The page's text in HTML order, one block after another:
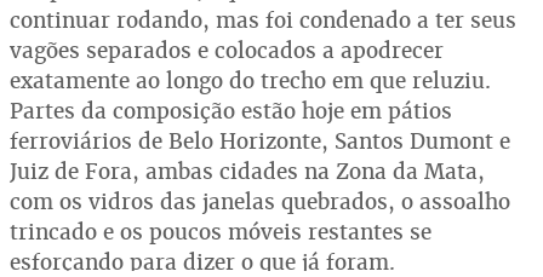
continuar rodando, mas foi condenado a ter seus
vagões separados e colocados a apodrecer
exatamente ao longo do trecho em que reluziu.
Partes da composição estão hoje em pátios
ferroviários de Belo Horizonte, Santos Dumont e
Juiz de Fora, ambas cidades na Zona da Mata,
com os vidros das janelas quebrados, o assoalho
trincado e os poucos móveis restantes se
esforçando para dizer o que já foram.